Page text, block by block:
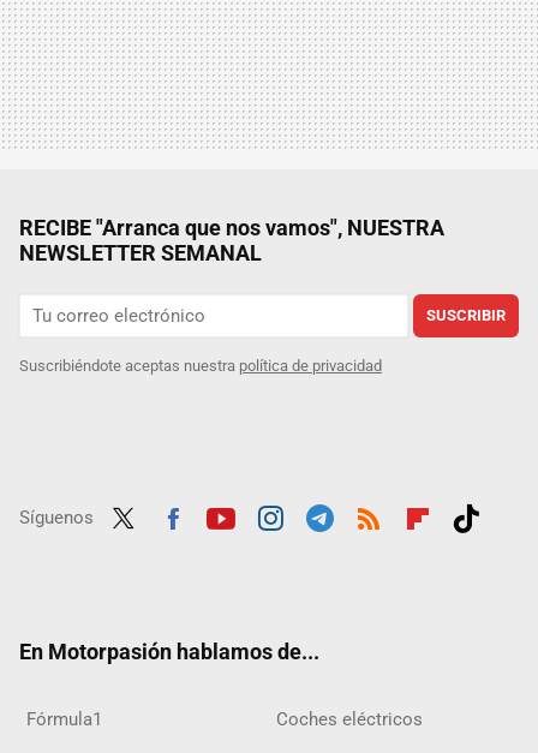
RECIBE "Arranca que nos vamos", NUESTRA
NEWSLETTER SEMANAL
SUSCRIBIR
Suscribiéndote aceptas nuestra política de privacidad
Síguenos
En Motorpasión hablamos de...
Fórmula1 Coches eléctricos